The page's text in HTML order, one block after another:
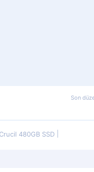
Son
480GB SSD